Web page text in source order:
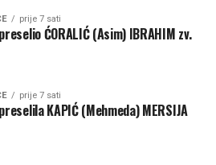
prije 7 sati
ĆORALIĆ (Asim) IBRAHIM zv.
prije 7 sati
KAPIĆ (Mehmeda) MERSIJA